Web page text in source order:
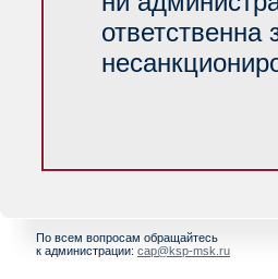
ответственна
По всем вопросам обращайтесь
к администрации: cap@ksp-msk.ru